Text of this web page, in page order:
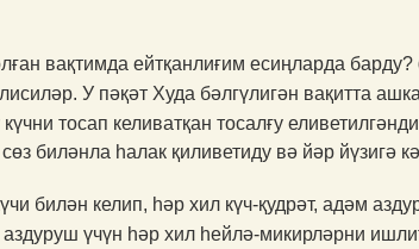
вақтимда ейтқанлиғим есиң­ларда барду?
У пәқәт Худа бәлгүли­гән вақитта
тосап келиват­қан тосалғу
биләнла һалак қиливе­тиду вә йәр йүзигә
билән келип, һәр хил күч-қудрәт, адәм
аздуруш үчүн һәр хил һейлә-микирләрни